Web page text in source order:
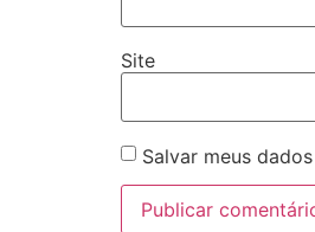
Site
Salvar meus